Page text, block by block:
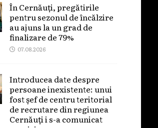
În Cernăuți, pregătirile
pentru sezonul de încălzire
au ajuns la un grad de
finalizare de 79%
07.08.2026
Introducea date despre
persoane inexistente: unui
fost șef de centru teritorial
de recrutare din regiunea
Cernăuți i s-a comunicat